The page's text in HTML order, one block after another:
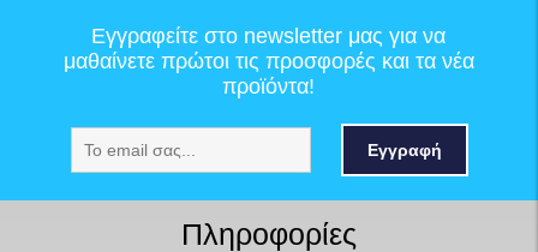
Εγγραφείτε στο newsletter μας για να
μαθαίνετε πρώτοι τις προσφορές και τα νέα
προϊόντα!
Εγγραφή
Πληροφορίες